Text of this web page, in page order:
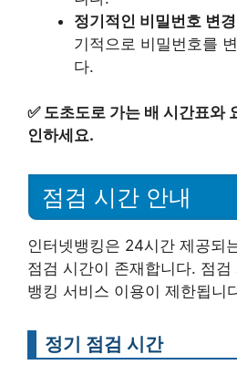
정기적인 비밀번호 변경
기적으로 비밀번호를
다.
✅ 도초도로 가는 배 시간표와
인하세요.
점검 시간 안내
인터넷뱅킹은 24시간 제공되
점검 시간이 존재합니다. 점
뱅킹 서비스 이용이 제한됩니
정기 점검 시간